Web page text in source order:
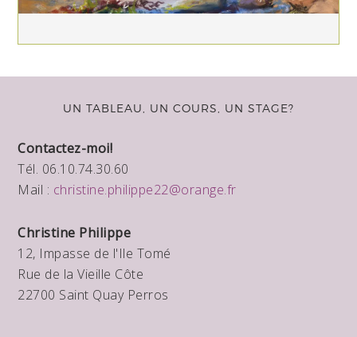
UN TABLEAU, UN COURS, UN STAGE?
Contactez-moi!
Tél. 06.10.74.30.60
Mail : christine.philippe22@orange.fr
Christine Philippe
12, Impasse de l'Ile Tomé
Rue de la Vieille Côte
22700 Saint Quay Perros